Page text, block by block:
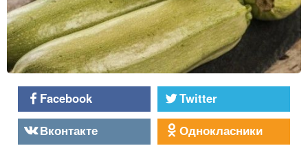
Facebook
Twitter
Вконтакте
Однокласники